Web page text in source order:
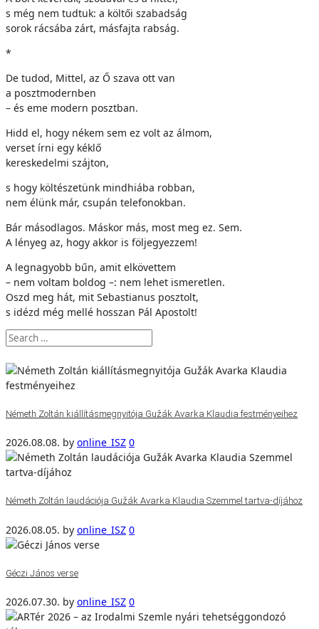
s még nem tudtuk: a költői szabadság
sorok rácsába zárt, másfajta rabság.
*
De tudod, Mittel, az Ő szava ott van
a posztmodernben
– és eme modern posztban.
Hidd el, hogy nékem sem ez volt az álmom,
verset írni egy kéklő
kereskedelmi szájton,
s hogy költészetünk mindhiába robban,
nem élünk már, csupán telefonokban.
Bár másodlagos. Máskor más, most meg ez. Sem.
A lényeg az, hogy akkor is följegyezzem!
A legnagyobb bűn, amit elkövettem
– nem voltam boldog –: nem lehet ismeretlen.
Oszd meg hát, mit Sebastianus posztolt,
s idézd még mellé hosszan Pál Apostolt!
Németh Zoltán kiállításmegnyitója Gužák Avarka Klaudia festményeihez
2026.08.08. by online_ISZ 0
Németh Zoltán laudációja Gužák Avarka Klaudia Szemmel tartva-díjához
2026.08.05. by online_ISZ 0
Géczi János verse
2026.07.30. by online_ISZ 0